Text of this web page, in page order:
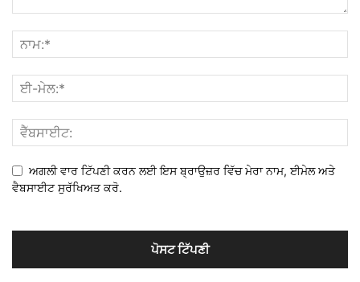
ਅਗਲੀ ਵਾਰ ਟਿੱਪਣੀ ਕਰਨ ਲਈ ਇਸ ਬ੍ਰਾਉਜ਼ਰ ਵਿੱਚ ਮੇਰਾ ਨਾਮ, ਈਮੇਲ ਅਤੇ
ਵੈਬਸਾਈਟ ਸੁਰੱਖਿਅਤ ਕਰੋ.